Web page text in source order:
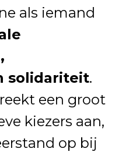
als iemand
solidariteit.
een groot
kiezers aan,
op bij